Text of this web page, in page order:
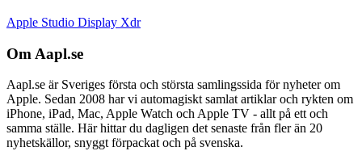
Apple Studio Display Xdr
Om Aapl.se
Aapl.se är Sveriges första och största samlingssida för nyheter om
Apple. Sedan 2008 har vi automagiskt samlat artiklar och rykten om
iPhone, iPad, Mac, Apple Watch och Apple TV - allt på ett och
samma ställe. Här hittar du dagligen det senaste från fler än 20
nyhetskällor, snyggt förpackat och på svenska.